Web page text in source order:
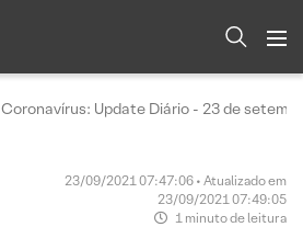
Coronavírus: Update Diário - 23 de
23/09/2021 07:47:06 • Atualizado em
23/09/2021 07:49:05
1 minuto de leitura